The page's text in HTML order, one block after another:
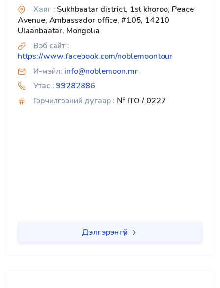
Хаяг : Sukhbaatar district, 1st khoroo, Peace
Avenue, Ambassador office, #105, 14210
Ulaanbaatar, Mongolia
Вэб сайт :
https://www.facebook.com/noblemoontour
И-мэйл: info@noblemoon.mn
Утас : 99282886
Гэрчилгээний дугаар : № ITO / 0227
Дэлгэрэнгүй